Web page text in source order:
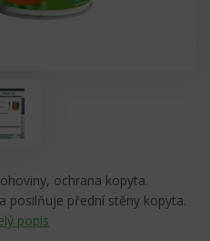
ochrana kopyta.
posilňuje přední stěny kopyta.
popis